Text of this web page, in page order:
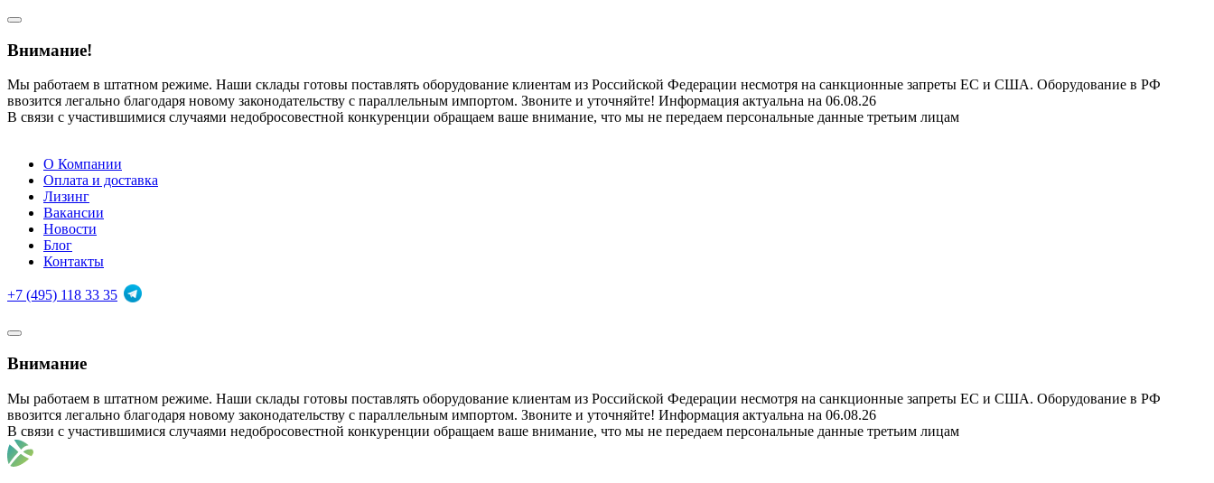
Внимание!
Мы работаем в штатном режиме. Наши склады готовы поставлять оборудование клиентам из Российской Федерации несмотря на санкционные запреты ЕС и США. Оборудование в РФ
ввозится легально благодаря новому законодательству с параллельным импортом. Звоните и уточняйте! Информация актуальна на 06.08.26
В связи с участившимися случаями недобросовестной конкуренции обращаем ваше внимание, что мы не передаем персональные данные третьим лицам
О Компании
Оплата и доставка
Лизинг
Вакансии
Новости
Блог
Контакты
+7 (495) 118 33 35
Внимание
Мы работаем в штатном режиме. Наши склады готовы поставлять оборудование клиентам из Российской Федерации несмотря на санкционные запреты ЕС и США. Оборудование в РФ
ввозится легально благодаря новому законодательству с параллельным импортом. Звоните и уточняйте! Информация актуальна на 06.08.26
В связи с участившимися случаями недобросовестной конкуренции обращаем ваше внимание, что мы не передаем персональные данные третьим лицам